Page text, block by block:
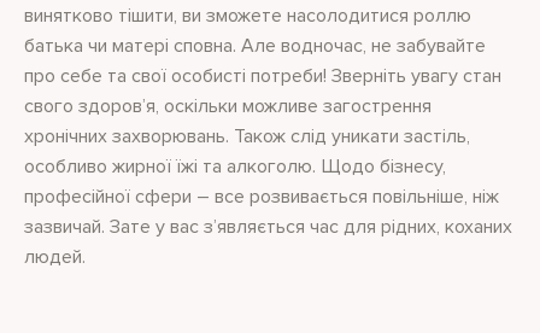
винятково тішити, ви зможете насолодитися роллю
батька чи матері сповна. Але водночас, не забувайте
про себе та свої особисті потреби! Зверніть увагу стан
свого здоров’я, оскільки можливе загострення
хронічних захворювань. Також слід уникати застіль,
особливо жирної їжі та алкоголю. Щодо бізнесу,
професійної сфери – все розвивається повільніше, ніж
зазвичай. Зате у вас з’являється час для рідних, коханих
людей.